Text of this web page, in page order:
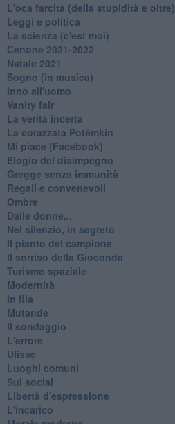
L'oca farcita (della stupidità e oltre)
Leggi e politica
La scienza (c'est moi)
Cenone 2021-2022
Natale 2021
Sogno (in musica)
Inno all'uomo
Vanity fair
La verità incerta
La corazzata Potëmkin
Mi piace (Facebook)
Elogio del disimpegno
Gregge senza immunità
Regali e convenevoli
Ombre
Dalle donne...
Nel silenzio, in segreto
Il pianto del campione
Il sorriso della Gioconda
Turismo spaziale
Modernità
In fila
Mutande
Il sondaggio
L'errore
Ulisse
Luoghi comuni
Sui social
Libertà d'espressione
L'incarico